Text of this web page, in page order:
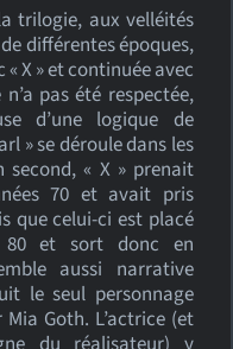
trilogie, aux velléités
différentes époques,
X » et continuée avec
pas été respectée,
d’une logique de
» se déroule dans les
second, « X » prenait
70 et avait pris
que celui-ci est placé
80 et sort donc en
aussi narrative
le seul personnage
Goth. L’actrice (et